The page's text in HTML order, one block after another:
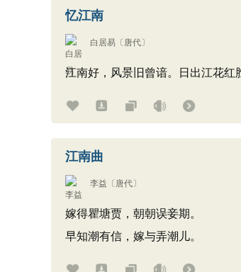
忆江南
白居易 〔唐代〕
江南好，风景旧曾谙。日出江花红
江南曲
李益 〔唐代〕
嫁得瞿塘贾，朝朝误妾期。
早知潮有信，嫁与弄潮儿。